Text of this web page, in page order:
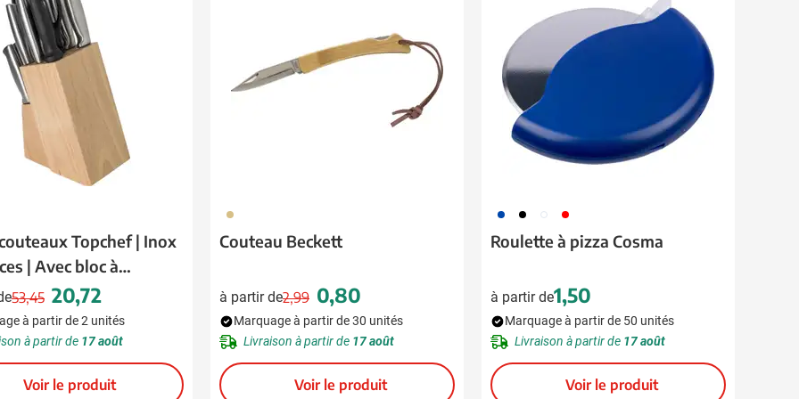
la catégorie Boissons
la catégorie Alimentation & boissons
la catégorie Maison & bien-être
pour la catégorie Outillage & lampes
la catégorie Sécurité
pour la catégorie Inspiration
pour la catégorie Promotions & coup de cœur
Topchef | Inox
| Avec bloc à
Prix normal
53,45
Prix spécial
20,72
à partir de 2 unités
à partir de 17 août
Voir le produit
011
Couteau Beckett
à partir de
Prix normal
2,99 0,80
Marquage à partir de 30 unités
Livraison à partir de 17 août
Voir le produit
023 001 002 008
Roulette à pizza Cosma
à partir de1,50
Marquage à partir de 50 unités
Livraison à partir de 17 août
Voir le produit